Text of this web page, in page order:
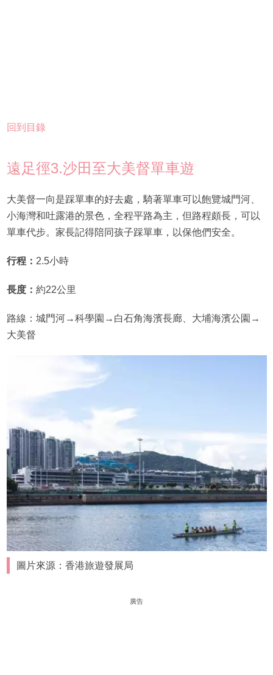
回到目錄
遠足徑3.沙田至大美督單車遊
大美督一向是踩單車的好去處，騎著單車可以飽覽城門河、
小海灣和吐露港的景色，全程平路為主，但路程頗長，可以
單車代步。家長記得陪同孩子踩單車，以保他們安全。
行程： 2.5小時
長度： 約22公里
路線：城門河→科學園→白石角海濱長廊、大埔海濱公園→
大美督
圖片來源：香港旅遊發展局
廣告